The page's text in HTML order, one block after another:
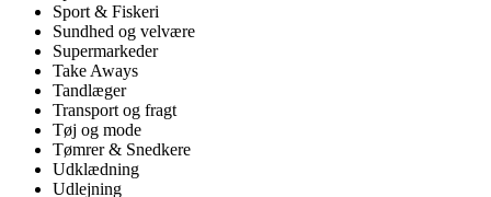
Sport & Fiskeri
Sundhed og velvære
Supermarkeder
Take Aways
Tandlæger
Transport og fragt
Tøj og mode
Tømrer & Snedkere
Udklædning
Udlejning